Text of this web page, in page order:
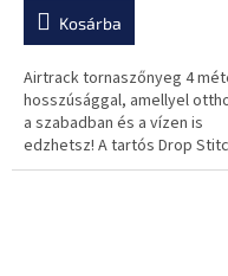
megerősített varratokkal
Kosárba
Airtrack tornaszőnyeg 4
hosszúsággal, amellyel
a szabadban és a vízen is
edzhetsz! A tartós Drop
anyagnak köszönhetően